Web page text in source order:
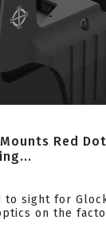
Red
to sight for
on the